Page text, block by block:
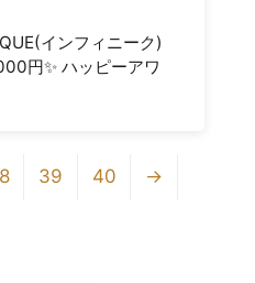
インフィニーク)
円✨ ハッピーアワ
39 40 →